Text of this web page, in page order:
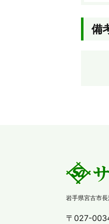
備
岩手県宮古市
〒027-